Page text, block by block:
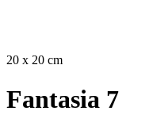
20 x 20 cm
Fantasia 7